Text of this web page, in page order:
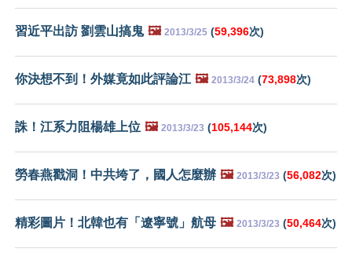
習近平出訪 劉雲山搞鬼 🖼️ 2013/3/25 (59,396次)
你決想不到！外媒竟如此評論江 🖼️ 2013/3/24 (73,898次)
誅！江系力阻楊雄上位 🖼️ 2013/3/23 (105,144次)
勞春燕戳洞！中共垮了，國人怎麼辦 🖼️ 2013/3/23 (56,082次)
精彩圖片！北韓也有「遼寧號」航母 🖼️ 2013/3/23 (50,464次)